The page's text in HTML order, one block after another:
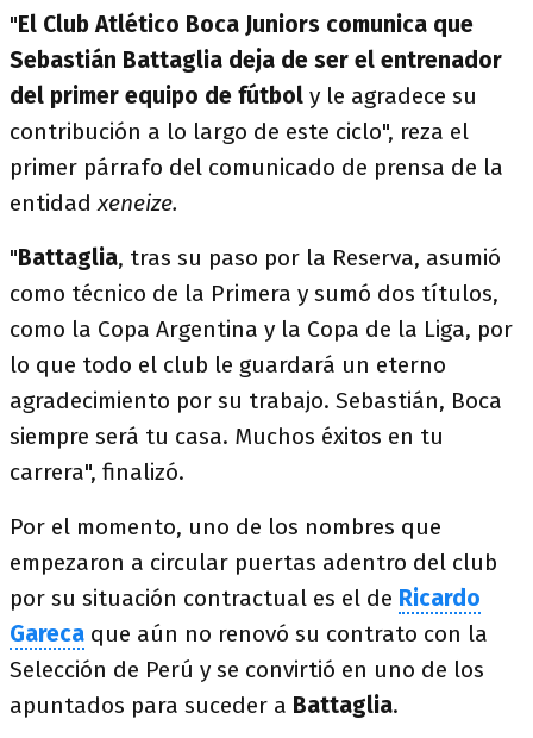
"El Club Atlético Boca Juniors comunica que
Sebastián Battaglia deja de ser el entrenador
del primer equipo de fútbol y le agradece su
contribución a lo largo de este ciclo", reza el
primer párrafo del comunicado de prensa de la
entidadxeneize.
"Battaglia, tras su paso por la Reserva, asumió
como técnico de la Primera y sumó dos títulos,
como la Copa Argentina y la Copa de la Liga, por
lo que todo el club le guardará un eterno
agradecimiento por su trabajo. Sebastián, Boca
siempre será tu casa. Muchos éxitos en tu
carrera", finalizó.
Por el momento, uno de los nombres que
empezaron a circular puertas adentro del club
por su situación contractual es el de Ricardo
Gareca que aún no renovó su contrato con la
Selección de Perú y se convirtió en uno de los
apuntados para suceder a Battaglia.